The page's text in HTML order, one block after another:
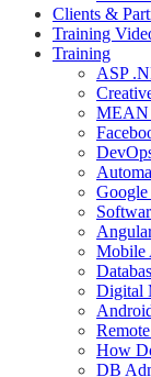
Clients &
Training
Training
ASP
MEAN
Google
Mobile
Digital
How
DB